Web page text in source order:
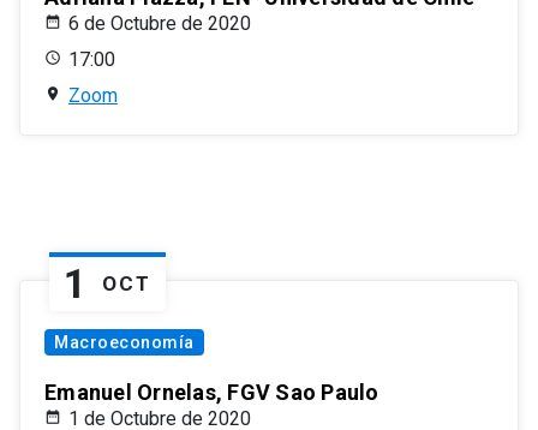
6 de Octubre de 2020
17:00
Zoom
1 OCT
Macroeconomía
Emanuel Ornelas, FGV Sao Paulo
1 de Octubre de 2020